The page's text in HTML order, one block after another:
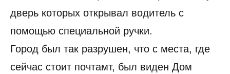
дверь которых открывал водитель с
помощью специальной ручки.
Город был так разрушен, что с места, где
сейчас стоит почтамт, был виден Дом